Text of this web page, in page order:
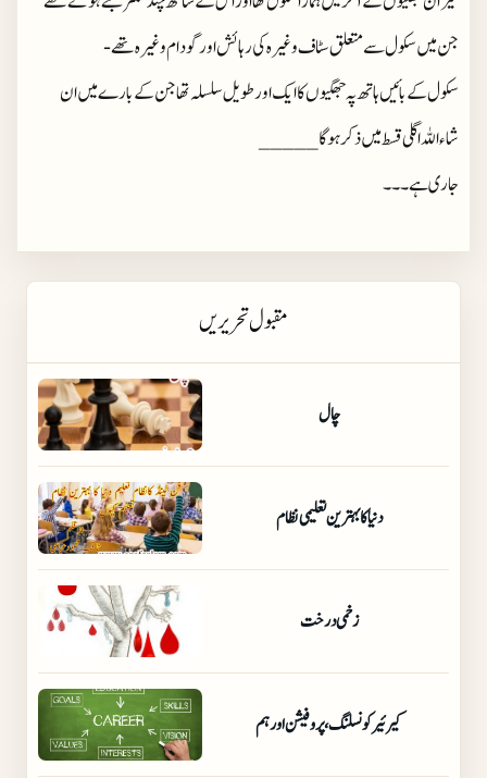
جن میں سکول سے متعلق سٹاف وغیرہ کی رہائش اور گودام وغیرہ تھے-
سکول کے بائیں ہاتھ پہ جھگیوں کا ایک اور طویل سلسلہ تھا جن کے بارے میں ان
شاءاللہ اگلی قسط میں ذکر ہو گا_____
جاری ہے ۔۔۔
مقبول تحریریں
چال
دنیا کا بہترین تعلیمی نظام
زخمی درخت
کیرئیر کونسلنگ،پروفیشن اور ہم